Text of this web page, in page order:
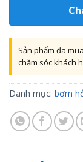
Sản phẩm đã
chăm sóc khách
Danh mục: bơm